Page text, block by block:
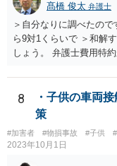
髙橋 俊太 弁護士
＞自分なりに調べたの
ら9対1くらいで ＞和解
しょう。 弁護士費用特
ンで最初から10対0を主
＞1か2は譲らないとセ
のでしょうか。 私見で
セン等においても、基
な視点で解決が目指され
8
・子供の車両
策
#加害者 #物損事故 #子供
2023年10月1日